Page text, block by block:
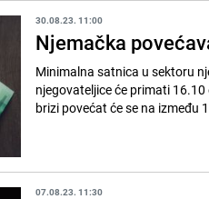
30.08.23. 11:00
Njemačka
Minimalna satnica u sektoru
njegovateljice će primati
brizi povećat će se na između
07.08.23. 11:30